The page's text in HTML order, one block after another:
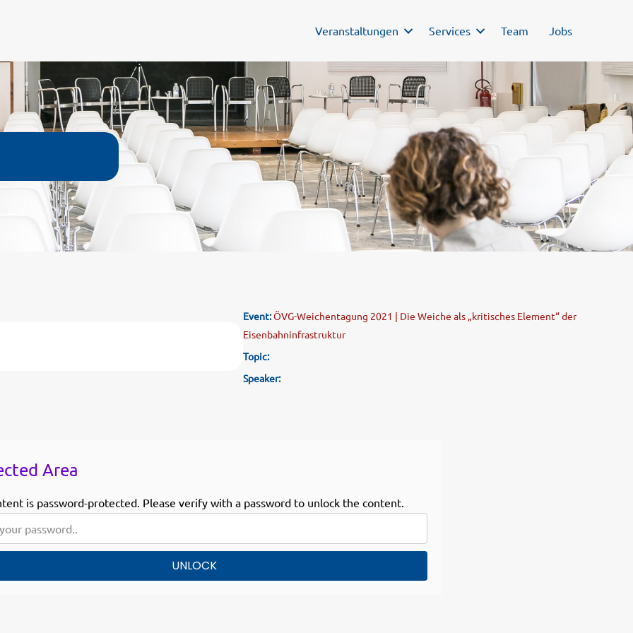
Veranstaltungen Services Team Jobs
Event:ÖVG-Weichentagung 2021 | Die Weiche als „kritisches Element“ der
Eisenbahninfrastruktur
Topic:
Speaker:
Area
is password-protected. Please verify with a password to unlock the content.
UNLOCK